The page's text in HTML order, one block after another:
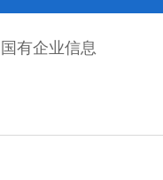
国有企业信息